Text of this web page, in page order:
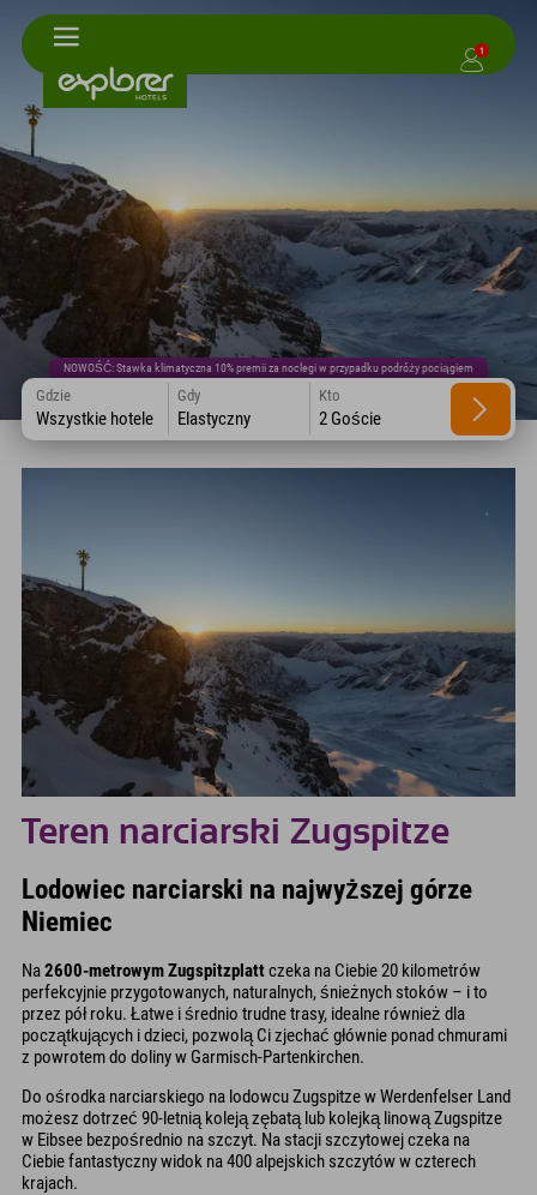
1
NOWOŚĆ: Stawka klimatyczna 10% premii za noclegi w przypadku podróży pociągiem
Gdzie
Wszystkie hotele
Gdy
Elastyczny
Kto
2 Goście
Teren narciarski Zugspitze
Lodowiec narciarski na najwyższej górze
Niemiec
Na2600-metrowym Zugspitzplattczeka na Ciebie 20 kilometrów
perfekcyjnie przygotowanych, naturalnych, śnieżnych stoków – i to
przez pół roku. Łatwe i średnio trudne trasy, idealne również dla
początkujących i dzieci, pozwolą Ci zjechać głównie ponad chmurami
z powrotem do doliny w Garmisch-Partenkirchen.
Do ośrodka narciarskiego na lodowcu Zugspitze w Werdenfelser Land
możesz dotrzeć 90-letnią koleją zębatą lub kolejką linową Zugspitze
w Eibsee bezpośrednio na szczyt. Na stacji szczytowej czeka na
Ciebie fantastyczny widok na 400 alpejskich szczytów w czterech
krajach.